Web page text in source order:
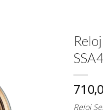
Reloj